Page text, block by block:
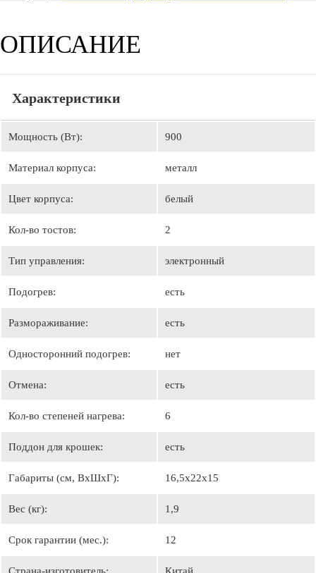
ОПИСАНИЕ
Характеристики
Мощность (Вт): 900
Материал корпуса: металл
Цвет корпуса: белый
Кол-во тостов: 2
Тип управления: электронный
Подогрев: есть
Размораживание: есть
Односторонний подогрев: нет
Отмена: есть
Кол-во степеней нагрева: 6
Поддон для крошек: есть
Габариты (см, ВхШхГ): 16,5х22х15
Вес (кг): 1,9
Срок гарантии (мес.): 12